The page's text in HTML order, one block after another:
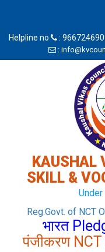
Helpline no :
:
KAUSHAL
SKILL &
Reg.Govt. of NCT
भारत
पंजीकरण NCT